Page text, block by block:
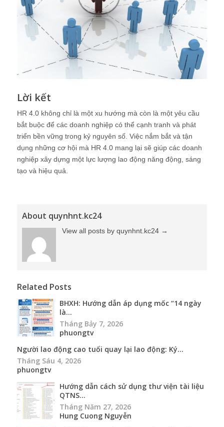
Lời kết
HR 4.0 không chỉ là một xu hướng mà còn là một yêu cầu
bắt buộc để các doanh nghiệp có thể cạnh tranh và phát
triển bền vững trong kỷ nguyên số. Việc nắm bắt và tận
dụng những cơ hội mà HR 4.0 mang lại sẽ giúp các doanh
nghiệp xây dựng một lực lượng lao động năng động, sáng
tạo và hiệu quả.
About quynhnt.kc24
View all posts by quynhnt.kc24 →
Related Posts
BHXH: Hướng dẫn áp dụng mốc “14 ngày
là...
Tháng Bảy 7, 2026
phuongtv
Người lao động cao tuổi quay lại lao động: Ký...
Tháng Sáu 4, 2026
phuongtv
Hướng dẫn cách sử dụng thư viện tài liệu
QTNS...
Tháng Năm 27, 2026
Hung Cuong Nguyễn